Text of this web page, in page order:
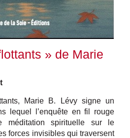
» de Marie
Marie B. Lévy signe un
lequel l’enquête en fil rouge
méditation spirituelle sur le
forces invisibles qui traversent